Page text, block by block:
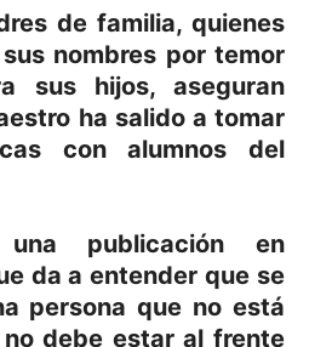
de familia, quienes
nombres por temor
sus hijos, aseguran
ha salido a tomar
con alumnos del
una publicación en
da a entender que se
persona que no está
debe estar al frente